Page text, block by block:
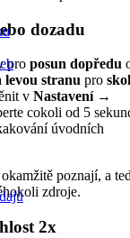
dozadu
pro posun dopředu
levou stranu pro
v Nastavení →
cokoli od 5
úvodních
poznají, a
zdroje.
2x